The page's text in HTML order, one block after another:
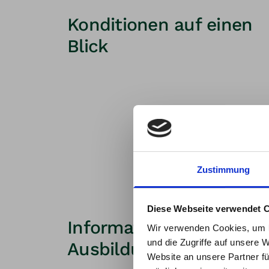
Zustimmung
Diese Webseite verwendet
Wir verwenden Cookies,
und die Zugriffe auf unsere
Website an unsere Partner
Konditionen auf einen
Blick
Informationen zur
Ausbildung
Bei
Mit